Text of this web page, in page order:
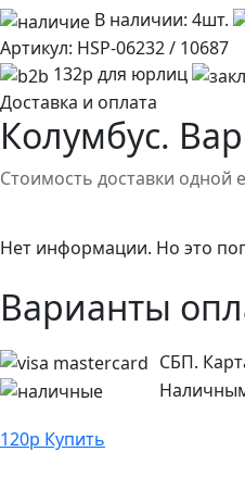
В наличии: 4шт.
Артикул: HSP-06232 / 10687
132р для юрлиц
Доставка и оплата
Колумбус.
Стоимость доставки одной
Нет информации. Но это
Варианты
СБП.
120р Купить